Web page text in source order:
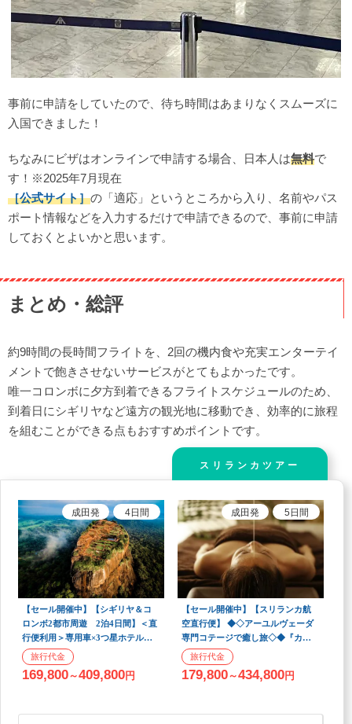
事前に申請をしていたので、待ち時間はあまりなくスムーズに
入国できました！
ちなみにビザはオンラインで申請する場合、日本人は無料で
す！※2025年7月現在
［公式サイト］の「適応」というところから入り、名前やパス
ポート情報などを入力するだけで申請できるので、事前に申請
しておくとよいかと思います。
まとめ・総評
約9時間の長時間フライトを、2回の機内食や充実エンターテイ
メントで飽きさせないサービスがとてもよかったです。
唯一コロンボに夕方到着できるフライトスケジュールのため、
到着日にシギリヤなど遠方の観光地に移動でき、効率的に旅程
を組むことができる点もおすすめポイントです。
スリランカツアー
【セール開催中】【シギリヤ＆コ
ロンボ2都市周遊 2泊4日間】＜直
行便利用＞専用車×3つ星ホテル泊×
食事5回付き！
成田発 4日間
169,800～409,800円
【セール開催中】【スリランカ航
空直行便】 ◆◇アーユルヴェーダ
専門コテージで癒し旅◇◆『カル
ナカララ・アーユルヴェーダ・リ
ゾート』日本語スタッフ常駐で安
心！毎日180分の施術・全食事付
成田発 5 日間
179,800～434,800円